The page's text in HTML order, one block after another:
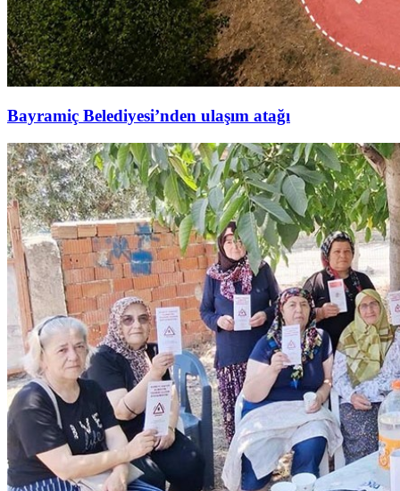
Bayramiç Belediyesi’nden ulaşım atağı